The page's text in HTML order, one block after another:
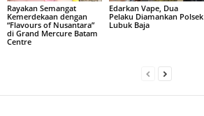
Rayakan Semangat
Kemerdekaan dengan
“Flavours of Nusantara”
di Grand Mercure Batam
Centre
Edarkan Vape, Dua
Pelaku Diamankan Polsek
Lubuk Baja